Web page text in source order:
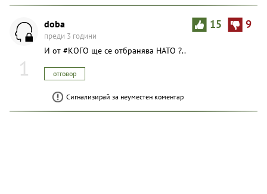
1
15 9
doba
преди 3 години
И от #КОГО ще се отбранява НАТО ?..
отговор
Сигнализирай за неуместен коментар